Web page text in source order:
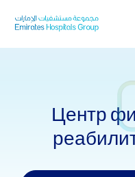
Skip
Центр